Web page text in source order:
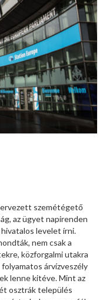
szemétégető
az ügyet napirenden
levelet írni.
nem csak a
közforgalmi utakra
árvízveszély
lenne kitéve. Mint az
osztrák település